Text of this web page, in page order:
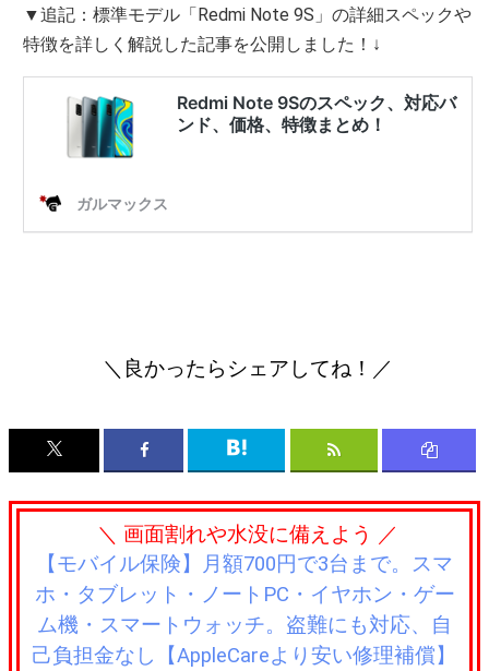
▼追記：標準モデル「Redmi Note 9S」の詳細スペックや
特徴を詳しく解説した記事を公開しました！↓
＼良かったらシェアしてね！／
＼ 画面割れや水没に備えよう ／
【モバイル保険】月額700円で3台まで。スマ
ホ・タブレット・ノートPC・イヤホン・ゲー
ム機・スマートウォッチ。盗難にも対応、自
己負担金なし【AppleCareより安い修理補償】